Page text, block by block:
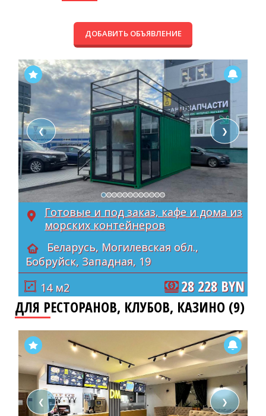
ДОБАВИТЬ ОБЪЯВЛЕНИЕ
❮ ❯
Готовые и под заказ, кафе и дома из
морских контейнеров
Беларусь, Могилевская обл.,
Бобруйск, Западная, 19
14 м2
28 228 BYN
ДЛЯ РЕСТОРАНОВ, КЛУБОВ, КАЗИНО (9)
❮ ❯